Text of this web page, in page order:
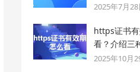
2025年7月28
https证书
看？介绍三
2025年10月